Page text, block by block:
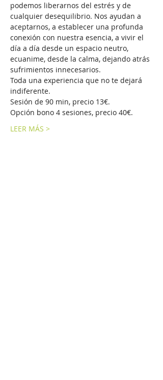
podemos liberarnos del estrés y de
cualquier desequilibrio. Nos ayudan a
aceptarnos, a establecer una profunda
conexión con nuestra esencia, a vivir el
día a día desde un espacio neutro,
ecuanime, desde la calma, dejando atrás
sufrimientos innecesarios.
Toda una experiencia que no te dejará
indiferente.
Sesión de 90 min, precio 13€.
Opción bono 4 sesiones, precio 40€.
LEER MÁS >